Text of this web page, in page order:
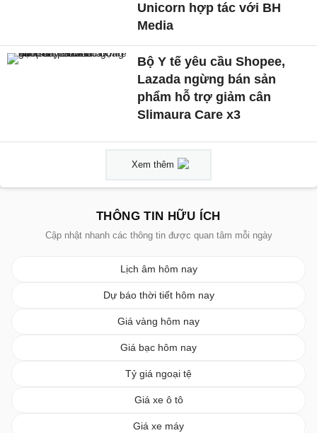
Unicorn hợp tác với BH
Media
Bộ Y tế yêu cầu Shopee,
Lazada ngừng bán sản
phẩm hỗ trợ giảm cân
Slimaura Care x3
Xem thêm
THÔNG TIN HỮU ÍCH
Cập nhật nhanh các thông tin được quan tâm mỗi ngày
Lịch âm hôm nay
Dự báo thời tiết hôm nay
Giá vàng hôm nay
Giá bạc hôm nay
Tỷ giá ngoại tệ
Giá xe ô tô
Giá xe máy